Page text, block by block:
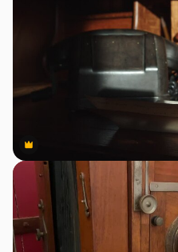
Premium
Premium